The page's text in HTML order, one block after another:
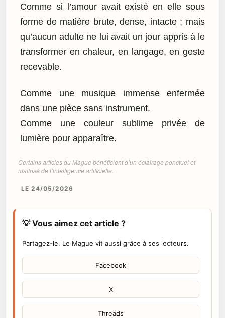
Comme si l’amour avait existé en elle sous
forme de matière brute, dense, intacte ; mais
qu’aucun adulte ne lui avait un jour appris à le
transformer en chaleur, en langage, en geste
recevable.
Comme une musique immense enfermée
dans une pièce sans instrument.
Comme une couleur sublime privée de
lumière pour apparaître.
Certains articles du Mague bénéficient d’un éclairage ponctuel et
maîtrisé de l’intelligence artificielle.
LE 24/05/2026
💡 Vous aimez cet article ?
Partagez-le. Le Mague vit aussi grâce à ses lecteurs.
Facebook
X
Threads